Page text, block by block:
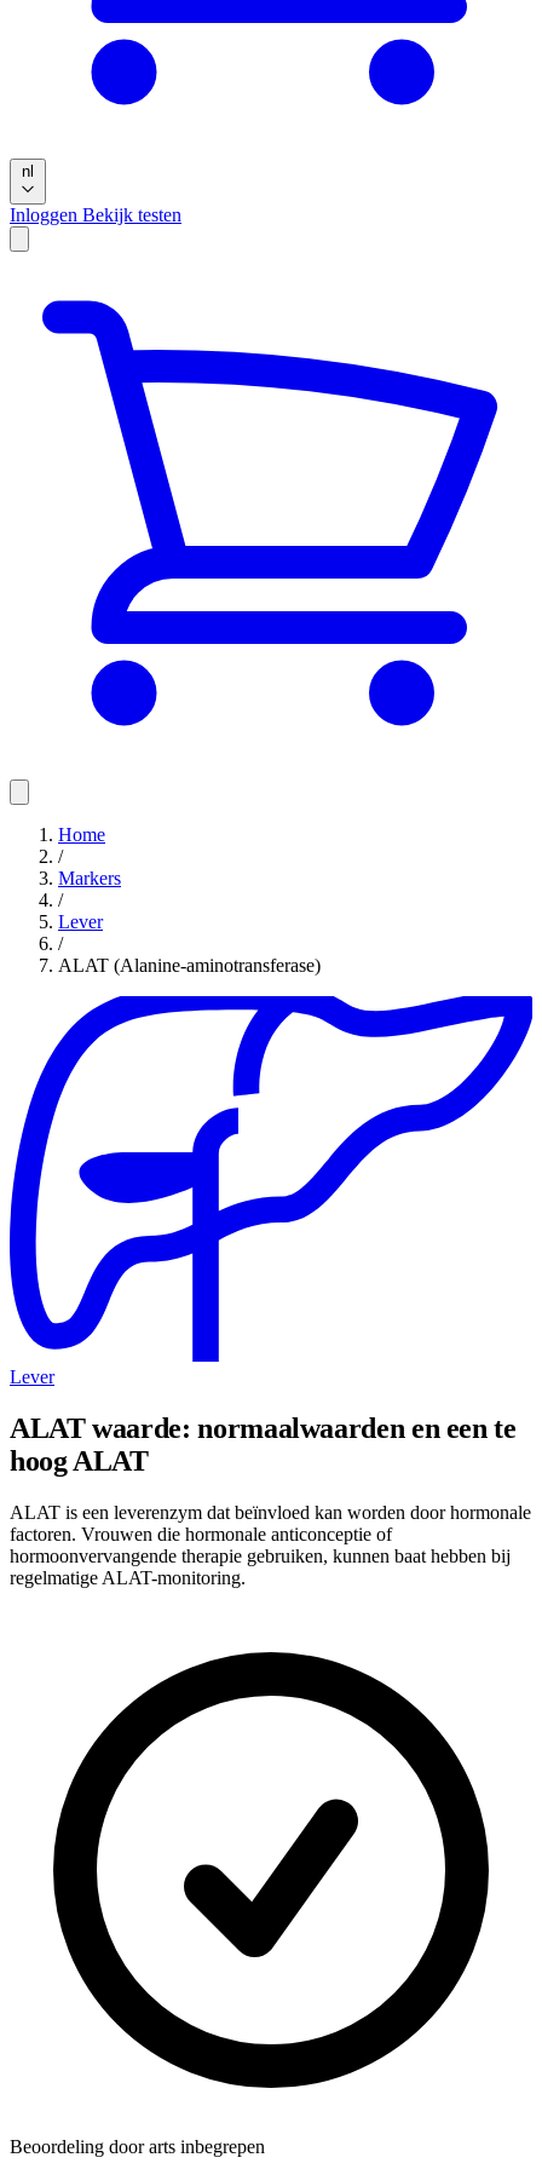
nl
Inloggen Bekijk testen
Home
/
Markers
/
Lever
/
ALAT (Alanine-aminotransferase)
Lever
ALAT waarde: normaalwaarden en een te
hoog ALAT
ALAT is een leverenzym dat beïnvloed kan worden door hormonale
factoren. Vrouwen die hormonale anticonceptie of
hormoonvervangende therapie gebruiken, kunnen baat hebben bij
regelmatige ALAT-monitoring.
Beoordeling door arts inbegrepen